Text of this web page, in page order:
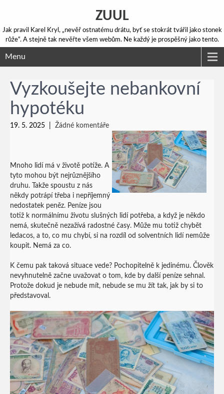
ZUUL
Jak pravil Karel Kryl, „nevěř ostnatému drátu, byť se stokrát tvářil jako stonek
růže“. A stejně tak nevěřte všem webům. Ne každý je prospěšný jako tento.
Menu
Vyzkoušejte nebankovní
hypotéku
19. 5. 2025 Žádné komentáře
Mnoho lidí má v životě potíže. A
tyto mohou být nejrůznějšího
druhu. Takže spoustu z nás
někdy potrápí třeba i nepříjemný
nedostatek peněz. Peníze jsou
totiž k normálnímu životu slušných lidí potřeba, a když je někdo
nemá, skutečně nezažívá radostné časy. Může mu totiž chybět
ledacos, a to, co mu chybí, si na rozdíl od solventních lidí nemůže
koupit. Nemá za co.
K čemu pak taková situace vede? Pochopitelně k jedinému. Člověk
nevyhnutelně začne uvažovat o tom, kde by další peníze sehnal.
Protože dokud je nebude mít, nebude se mu žít tak, jak by si to
představoval.